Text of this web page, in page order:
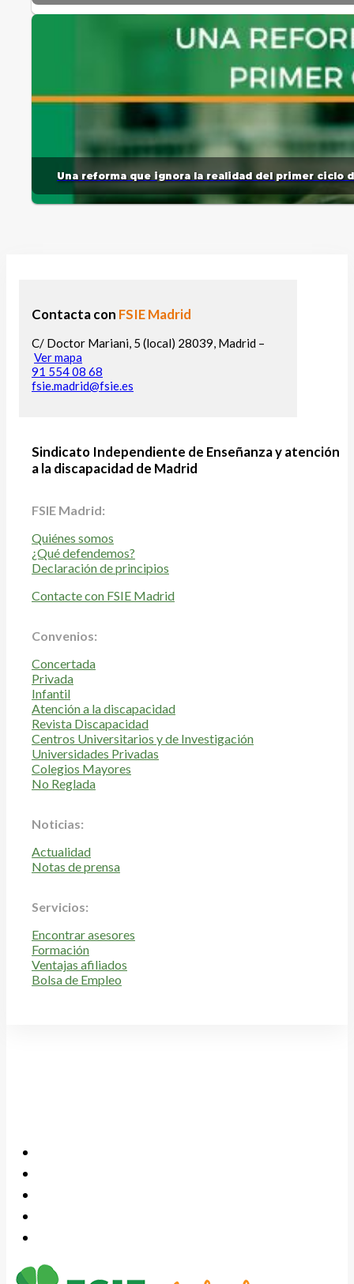
Una reforma que ignora la realidad del primer ciclo
Contacta con FSIE Madrid
C/ Doctor Mariani, 5 (local) 28039, Madrid –
Ver mapa
91 554 08 68
fsie.madrid@fsie.es
Sindicato Independiente de Enseñanza y atención
a la discapacidad de Madrid
FSIE Madrid:
Quiénes somos
¿Qué defendemos?
Declaración de principios
Contacte con FSIE Madrid
Convenios:
Concertada
Privada
Infantil
Atención a la discapacidad
Revista Discapacidad
Centros Universitarios y de Investigación
Universidades Privadas
Colegios Mayores
No Reglada
Noticias:
Actualidad
Notas de prensa
Servicios:
Encontrar asesores
Formación
Ventajas afiliados
Bolsa de Empleo